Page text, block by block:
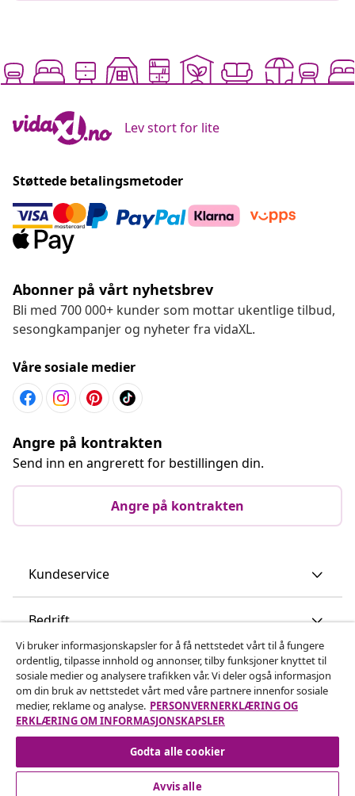
Lev stort for lite
Støttede betalingsmetoder
Abonner på vårt nyhetsbrev
Bli med 700 000+ kunder som mottar ukentlige tilbud,
sesongkampanjer og nyheter fra vidaXL.
Våre sosiale medier
Angre på kontrakten
Send inn en angrerett for bestillingen din.
Angre på kontrakten
Kundeservice
Bedrift
vidaXL
Oppdag mer
Vi bruker informasjonskapsler for å få nettstedet vårt til å fungere
ordentlig, tilpasse innhold og annonser, tilby funksjoner knyttet til
sosiale medier og analysere trafikken vår. Vi deler også informasjon
om din bruk av nettstedet vårt med våre partnere innenfor sosiale
medier, reklame og analyse. PERSONVERNERKLÆRING OG
ERKLÆRING OM INFORMASJONSKAPSLER
Godta alle cookier
Avvis alle